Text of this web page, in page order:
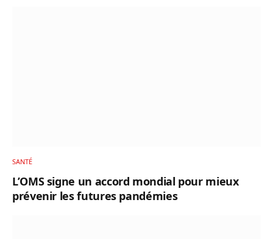
SANTÉ
L’OMS signe un accord mondial pour mieux
prévenir les futures pandémies